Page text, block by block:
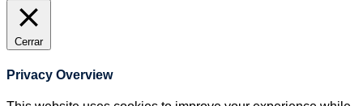
Cerrar
Privacy Overview